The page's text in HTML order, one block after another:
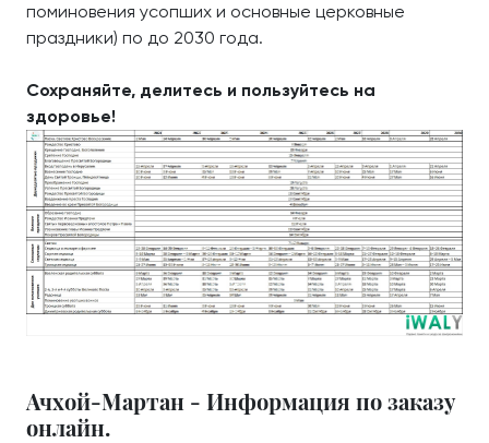
поминовения усопших и основные церковные
праздники) по до 2030 года.
Сохраняйте, делитесь и пользуйтесь на
здоровье!
Ачхой-Мартан - Информация по заказу
онлайн.